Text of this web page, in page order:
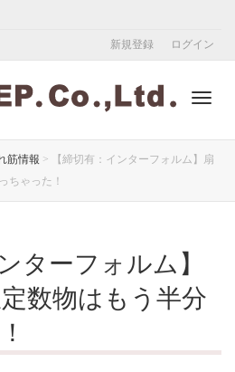
新規登録 ログイン
筋情報 >
【締切有：インターフォルム】扇
ちゃった！
ターフォルム】
数物はもう半分